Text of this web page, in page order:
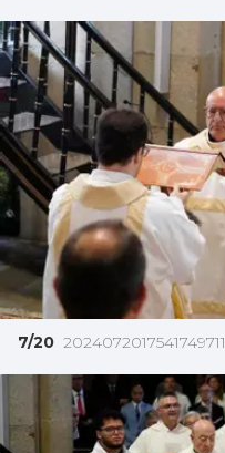
7/20 2024072017541749711